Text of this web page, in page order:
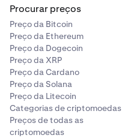
Procurar preços
Preço da Bitcoin
Preço da Ethereum
Preço da Dogecoin
Preço da XRP
Preço da Cardano
Preço da Solana
Preço da Litecoin
Categorias de criptomoedas
Preços de todas as
criptomoedas